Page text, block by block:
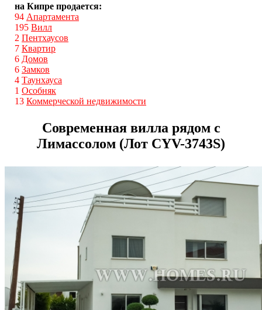
на Кипре продается:
94 Апартамента
195 Вилл
2 Пентхаусов
7 Квартир
6 Домов
6 Замков
4 Таунхауса
1 Особняк
13 Коммерческой недвижимости
Современная вилла рядом с
Лимассолом (Лот CYV-3743S)